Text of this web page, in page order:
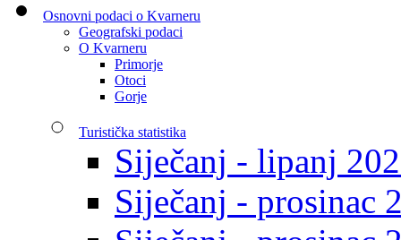
Osnovni podaci o Kvarneru
Geografski podaci
O Kvarneru
Primorje
Otoci
Gorje
Turistička statistika
Siječanj - lipanj
Siječanj - prosinac